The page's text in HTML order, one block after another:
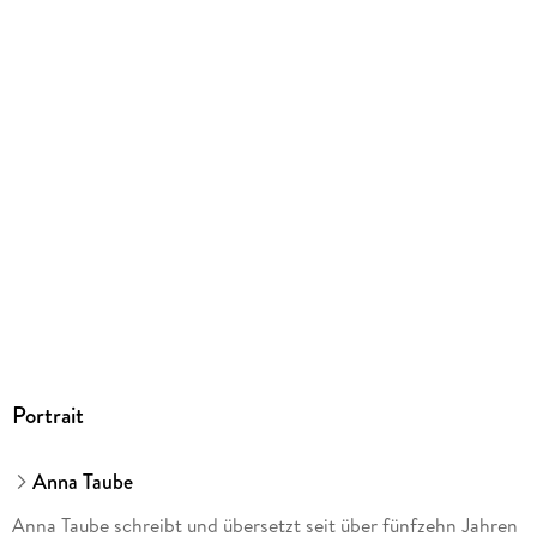
Portrait
Anna Taube
Anna Taube schreibt und übersetzt seit über fünfzehn Jahren